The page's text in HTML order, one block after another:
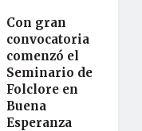
Con gran
convocatoria
comenzó el
Seminario de
Folclore en
Buena
Esperanza